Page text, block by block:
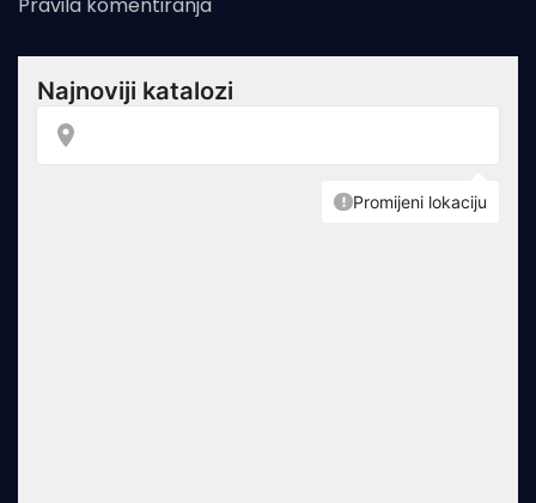
Pravila komentiranja